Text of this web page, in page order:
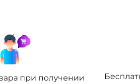
при получении